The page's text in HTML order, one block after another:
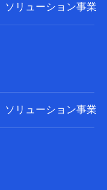
ソリューション事業
ソリューション事業